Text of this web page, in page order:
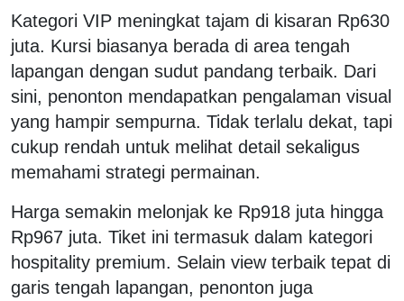
Kategori VIP meningkat tajam di kisaran Rp630
juta. Kursi biasanya berada di area tengah
lapangan dengan sudut pandang terbaik. Dari
sini, penonton mendapatkan pengalaman visual
yang hampir sempurna. Tidak terlalu dekat, tapi
cukup rendah untuk melihat detail sekaligus
memahami strategi permainan.
Harga semakin melonjak ke Rp918 juta hingga
Rp967 juta. Tiket ini termasuk dalam kategori
hospitality premium. Selain view terbaik tepat di
garis tengah lapangan, penonton juga